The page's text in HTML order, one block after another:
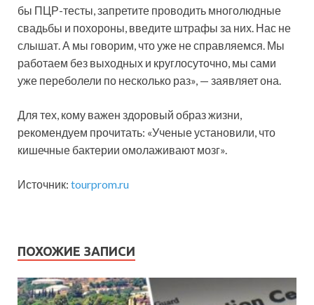
бы ПЦР-тесты, запретите проводить многолюдные
свадьбы и похороны, введите штрафы за них. Нас не
слышат. А мы говорим, что уже не справляемся. Мы
работаем без выходных и круглосуточно, мы сами
уже переболели по несколько раз», — заявляет она.
Для тех, кому важен здоровый образ жизни,
рекомендуем прочитать: «Ученые установили, что
кишечные бактерии омолаживают мозг».
Источник: tourprom.ru
ПОХОЖИЕ ЗАПИСИ